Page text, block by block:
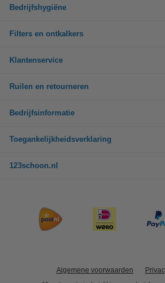
Bedrijfshygiëne
Filters en ontkalkers
Klantenservice
Ruilen en retourneren
Bedrijfsinformatie
Toegankelijkheidsverklaring
123schoon.nl
Algemene voorwaarden